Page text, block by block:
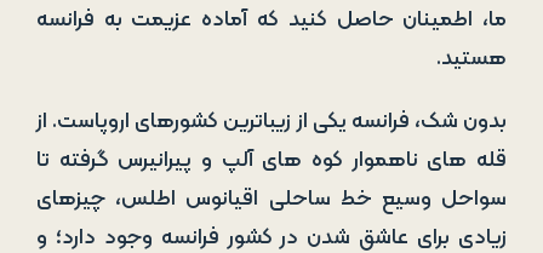
ما، اطمینان حاصل کنید که آماده عزیمت به فرانسه
هستید.
بدون شک، فرانسه یکی از زیباترین کشورهای اروپاست. از
قله های ناهموار کوه های آلپ و پیرانیرس گرفته تا
سواحل وسیع خط ساحلی اقیانوس اطلس، چیزهای
زیادی برای عاشق شدن در کشور فرانسه وجود دارد؛ و